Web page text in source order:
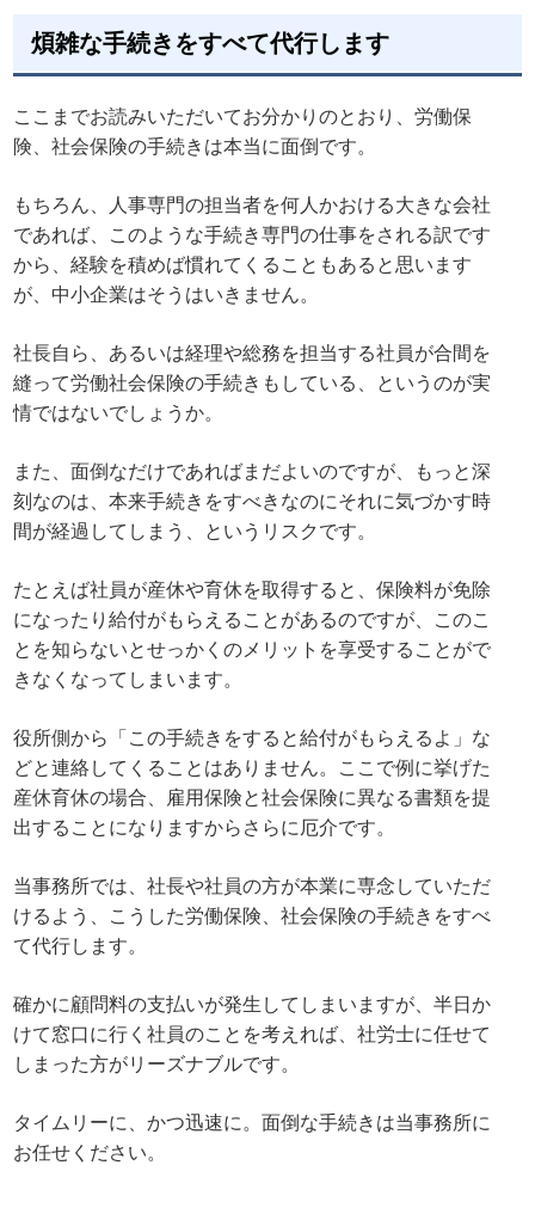
煩雑な手続きをすべて代行します
ここまでお読みいただいてお分かりのとおり、労働保
険、社会保険の手続きは本当に面倒です。
もちろん、人事専門の担当者を何人かおける大きな会社
であれば、このような手続き専門の仕事をされる訳です
から、経験を積めば慣れてくることもあると思います
が、中小企業はそうはいきません。
社長自ら、あるいは経理や総務を担当する社員が合間を
縫って労働社会保険の手続きもしている、というのが実
情ではないでしょうか。
また、面倒なだけであればまだよいのですが、もっと深
刻なのは、本来手続きをすべきなのにそれに気づかす時
間が経過してしまう、というリスクです。
たとえば社員が産休や育休を取得すると、保険料が免除
になったり給付がもらえることがあるのですが、このこ
とを知らないとせっかくのメリットを享受することがで
きなくなってしまいます。
役所側から「この手続きをすると給付がもらえるよ」な
どと連絡してくることはありません。ここで例に挙げた
産休育休の場合、雇用保険と社会保険に異なる書類を提
出することになりますからさらに厄介です。
当事務所では、社長や社員の方が本業に専念していただ
けるよう、こうした労働保険、社会保険の手続きをすべ
て代行します。
確かに顧問料の支払いが発生してしまいますが、半日か
けて窓口に行く社員のことを考えれば、社労士に任せて
しまった方がリーズナブルです。
タイムリーに、かつ迅速に。面倒な手続きは当事務所に
お任せください。